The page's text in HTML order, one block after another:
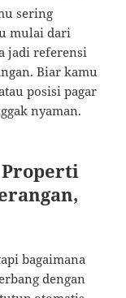
sering
mulai dari
jadi referensi
Biar kamu
posisi pagar
nyaman.
Properti
bagaimana
dengan